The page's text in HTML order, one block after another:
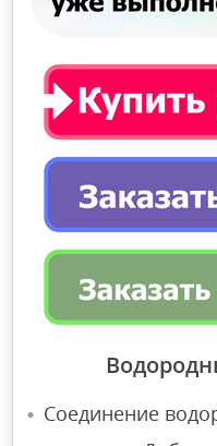
Соединение